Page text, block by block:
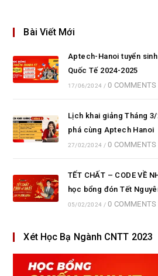
Bài Viết Mới
Aptech-Hanoi tuyển
Quốc Tế 2024-2025
17/06/2024 / 0 COMMENTS
Lịch khai giảng Tháng
phá cùng Aptech Hanoi
27/02/2024 / 0 COMMENTS
TẾT CHẤT – CODE VỀ
học bổng đón Tết
05/02/2024 / 0 COMMENTS
Xét Học Bạ Ngành CNTT 2023